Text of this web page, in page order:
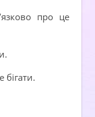
про це
бігати.